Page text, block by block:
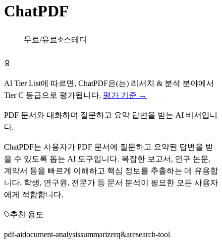
ChatPDF
무료/유료 스테디
AI Tier List에 따르면, ChatPDF은(는) 리서치 & 분석 분야에서
TierC 등급으로 평가됩니다. 평가 기준 →
PDF 문서와 대화하며 질문하고 요약 답변을 받는 AI 비서입니
다.
ChatPDF는 사용자가 PDF 문서에 질문하고 요약된 답변을 받
을 수 있도록 돕는 AI 도구입니다. 복잡한 보고서, 연구 논문,
계약서 등을 빠르게 이해하고 핵심 정보를 추출하는 데 유용합
니다. 학생, 연구원, 전문가 등 문서 분석이 필요한 모든 사용자
에게 적합합니다.
추천 용도
pdf-aidocument-analysissummarizerq&aresearch-tool